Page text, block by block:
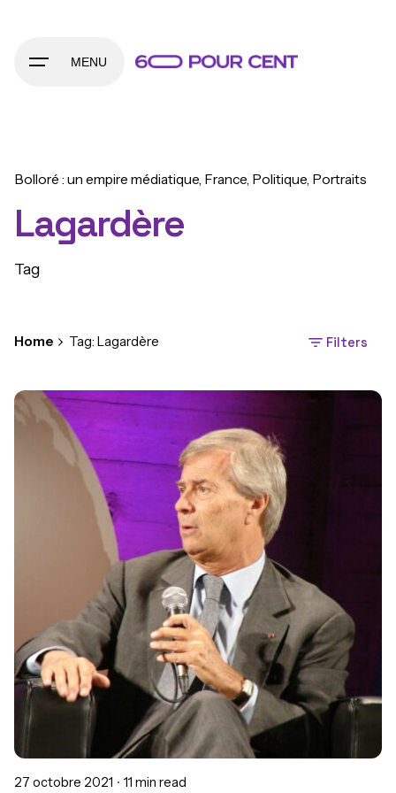
content
MENU
Bolloré : un empire médiatique France Politique Portraits
Lagardère
Tag
Home Tag: Lagardère Filters
Posted by
Morgane Jean
27 octobre 2021 11 min read